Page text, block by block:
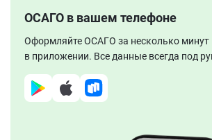
ОСАГО в вашем телефоне
Оформляйте ОСАГО за несколько минут
в приложении. Все данные всегда под